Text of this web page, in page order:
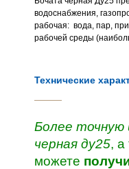
водоснабжения,
рабочая: вода, пар,
рабочей среды
Технические
Более точную
черная ду25, а
можете